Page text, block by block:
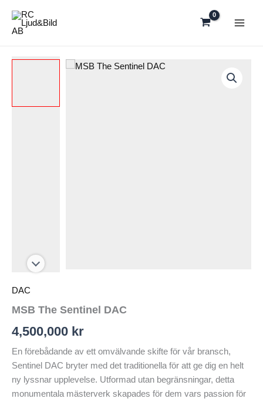
innehåll
DAC
MSB The Sentinel DAC
4,500,000 kr
En förebådande av ett omvälvande skifte för vår bransch,
Sentinel DAC bryter med det traditionella för att ge dig en helt
ny lyssnar upplevelse. Utformad utan begränsningar, detta
monumentala mästerverk skapades för dem vars passion för